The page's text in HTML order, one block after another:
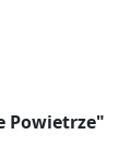
Powietrze"